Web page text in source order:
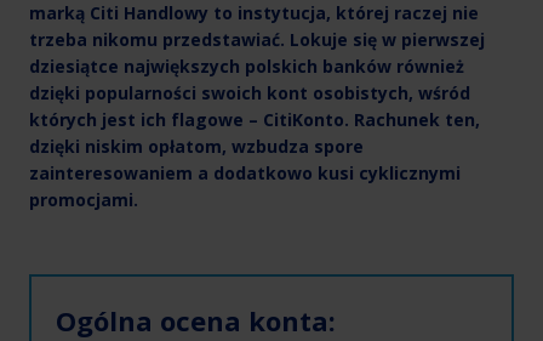
marką Citi Handlowy to instytucja, której raczej nie
trzeba nikomu przedstawiać. Lokuje się w pierwszej
dziesiątce największych polskich banków również
dzięki popularności swoich kont osobistych, wśród
których jest ich flagowe – CitiKonto. Rachunek ten,
dzięki niskim opłatom, wzbudza spore
zainteresowaniem a dodatkowo kusi cyklicznymi
promocjami.
Ogólna ocena konta: